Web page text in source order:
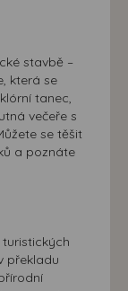
stavbě –
která se
tanec,
večeře s
se těšit
a poznáte
překladu